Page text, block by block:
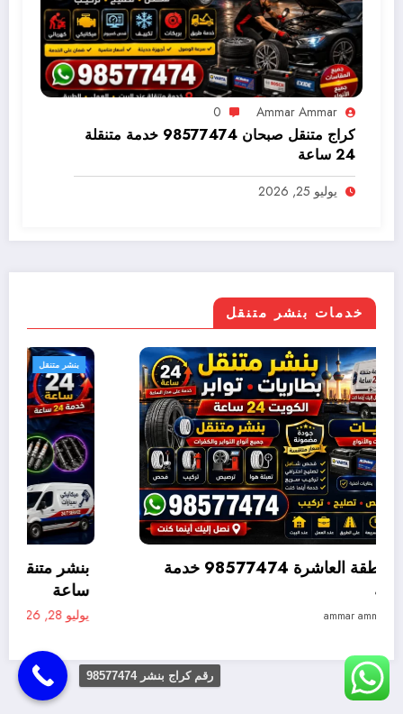
Ammar Ammar
0
كراج متنقل صبحان 98577474 خدمة متنقلة
24 ساعة
يوليو 25, 2026
خدمات بنشر متنقل
بنشر متنقل
ammar ammar
بنشر متنقل القصور 98577474 خدمة متنقلة 24
رقم كراج بنشر 98577474